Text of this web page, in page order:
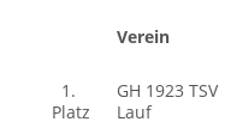
Verein
1.
Platz
GH 1923 TSV
Lauf